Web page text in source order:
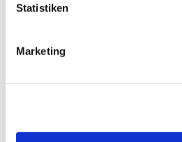
Statistiken
Marketing